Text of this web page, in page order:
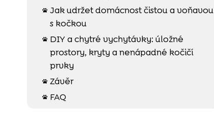
 Jak udržet domácnost čistou a voňavou
s kočkou

DIY a chytré vychytávky: úložné
prostory, kryty a nenápadné kočičí
prvky
 Závěr
 FAQ